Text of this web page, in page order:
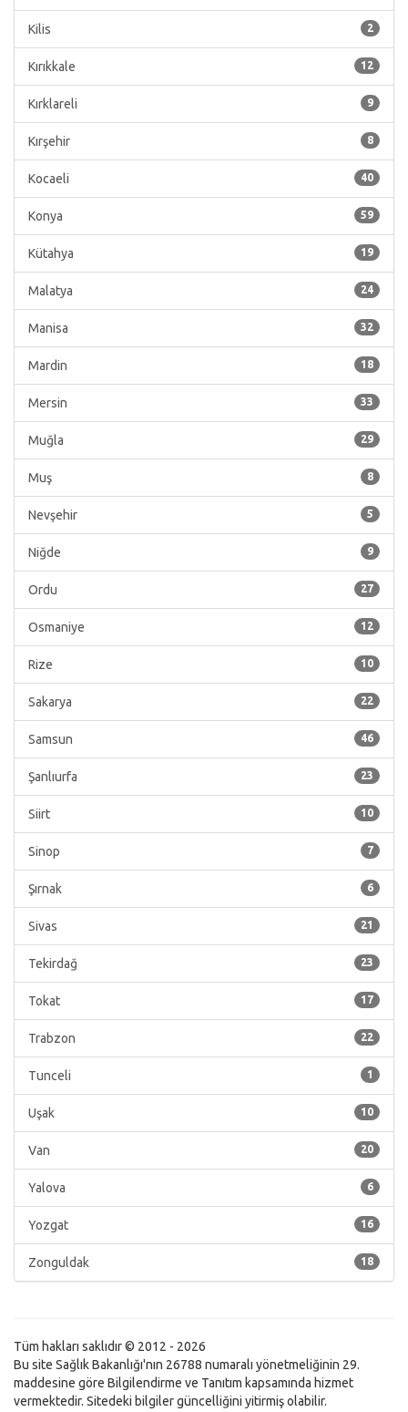
2
Kilis
12
Kırıkkale
9
Kırklareli
8
Kırşehir
40
Kocaeli
59
Konya
19
Kütahya
24
Malatya
32
Manisa
18
Mardin
33
Mersin
29
Muğla
8
Muş
5
Nevşehir
9
Niğde
27
Ordu
12
Osmaniye
10
Rize
22
Sakarya
46
Samsun
23
Şanlıurfa
10
Siirt
7
Sinop
6
Şırnak
21
Sivas
23
Tekirdağ
17
Tokat
22
Trabzon
1
Tunceli
10
Uşak
20
Van
6
Yalova
16
Yozgat
18
Zonguldak
Tüm hakları saklıdır © 2012 - 2026
Bu site Sağlık Bakanlığı'nın 26788 numaralı yönetmeliğinin 29.
maddesine göre Bilgilendirme ve Tanıtım kapsamında hizmet
vermektedir. Sitedeki bilgiler güncelliğini yitirmiş olabilir.